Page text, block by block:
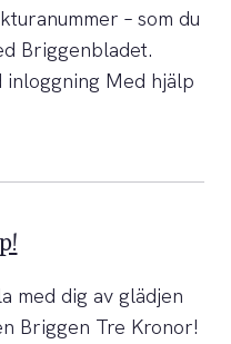
– som du
Briggenbladet.
inloggning Med hjälp
med dig av glädjen
Briggen Tre Kronor!